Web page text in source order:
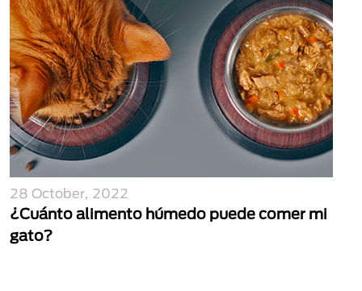
28 October, 2022
¿Cuánto alimento húmedo puede comer mi
gato?